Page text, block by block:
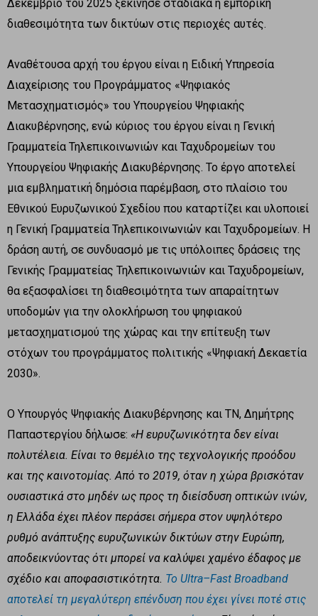
Δεκέμβριο του 2025 ξεκίνησε σταδιακά η εμπορική
διαθεσιμότητα των δικτύων στις περιοχές αυτές.
Αναθέτουσα αρχή του έργου είναι η Ειδική Υπηρεσία
Διαχείρισης του Προγράμματος «Ψηφιακός
Μετασχηματισμός» του Υπουργείου Ψηφιακής
Διακυβέρνησης, ενώ κύριος του έργου είναι η Γενική
Γραμματεία Τηλεπικοινωνιών και Ταχυδρομείων του
Υπουργείου Ψηφιακής Διακυβέρνησης. Το έργο αποτελεί
μια εμβληματική δημόσια παρέμβαση, στο πλαίσιο του
Εθνικού Ευρυζωνικού Σχεδίου που καταρτίζει και υλοποιεί
η Γενική Γραμματεία Τηλεπικοινωνιών και Ταχυδρομείων. Η
δράση αυτή, σε συνδυασμό με τις υπόλοιπες δράσεις της
Γενικής Γραμματείας Τηλεπικοινωνιών και Ταχυδρομείων,
θα εξασφαλίσει τη διαθεσιμότητα των απαραίτητων
υποδομών για την ολοκλήρωση του ψηφιακού
μετασχηματισμού της χώρας και την επίτευξη των
στόχων του προγράμματος πολιτικής «Ψηφιακή Δεκαετία
2030».
Ο Υπουργός Ψηφιακής Διακυβέρνησης και ΤΝ, Δημήτρης
Παπαστεργίου δήλωσε: «Η ευρυζωνικότητα δεν είναι
πολυτέλεια. Είναι το θεμέλιο της τεχνολογικής προόδου
και της καινοτομίας. Από το 2019, όταν η χώρα βρισκόταν
ουσιαστικά στο μηδέν ως προς τη διείσδυση οπτικών ινών,
η Ελλάδα έχει πλέον περάσει σήμερα στον υψηλότερο
ρυθμό ανάπτυξης ευρυζωνικών δικτύων στην Ευρώπη,
αποδεικνύοντας ότι μπορεί να καλύψει χαμένο έδαφος με
σχέδιο και αποφασιστικότητα. Το Ultra–Fast Broadband
αποτελεί τη μεγαλύτερη επένδυση που έχει γίνει ποτέ στις